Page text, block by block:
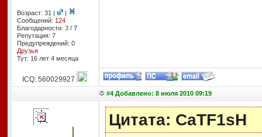
Возраст: 31 |
|
Сообщений: 124
Благодарности: 3/ 7
Репутация: 7
Предупреждений: 0
Друзья
Тут: 16 лет 4 месяцa
ICQ: 560029927
#4 Добавлено: 8 июля 2010 09:19
Цитата: CaTF1sH